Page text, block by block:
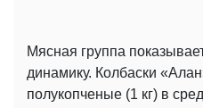
Мясная группа
динамику. Колбаски
полукопченые (1 кг) в